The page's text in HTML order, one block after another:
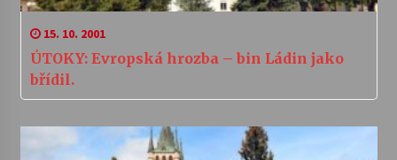
15. 10. 2001
ÚTOKY: Evropská hrozba – bin Ládin jako
břídil.